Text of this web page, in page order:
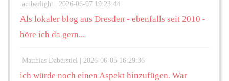
amberlight | 2026-06-07 19:23:44
Als lokaler blog aus Dresden - ebenfalls seit 2010 -
höre ich da gern...
Matthias Daberstiel | 2026-06-05 16:29:36
ich würde noch einen Aspekt hinzufügen. War